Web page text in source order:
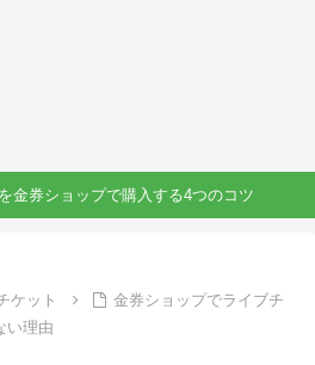
金券ショップで購入する4つのコツ
ケット
金券ショップでライブチ
い理由